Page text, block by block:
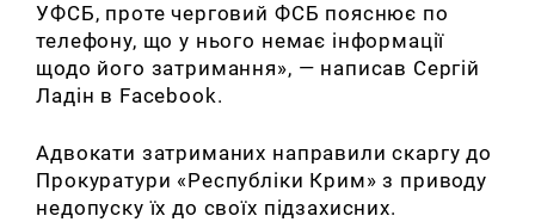
УФСБ, проте черговий ФСБ пояснює по
телефону, що у нього немає інформації
щодо його затримання», — написав Сергій
Ладін в Facebook.
Адвокати затриманих направили скаргу до
Прокуратури «Республіки Крим» з приводу
недопуску їх до своїх підзахисних.